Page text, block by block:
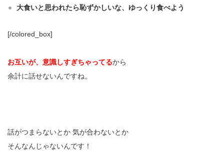
大食いと思われたら恥ずかしいな、ゆっくり食べよう
[/colored_box]
お互いが、意識しすぎちゃってるから
余計に話せないんですね。
話がつまらないとか 気が合わないとか
そんなんじゃないんです！